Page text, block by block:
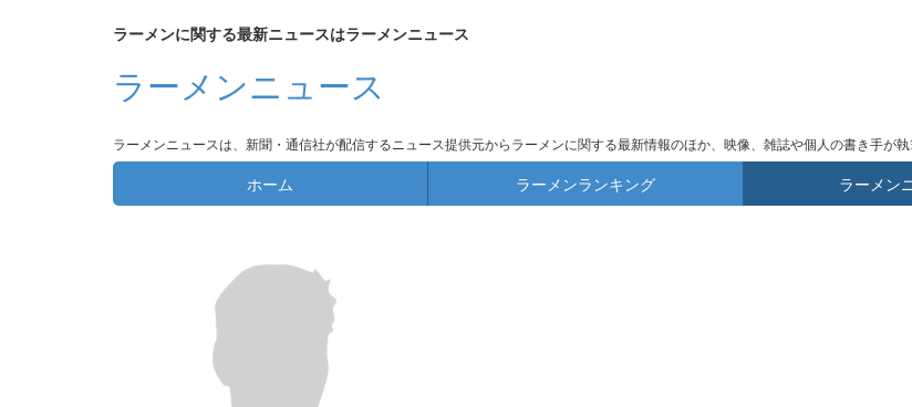
ラーメンに関する最新ニュースはラーメンニュース
ラーメンニュース
ラーメンニュースは、新聞・通信社が配信するニュース提供元からラーメンに関する最新情報のほか、映像、雑誌や個人の書き手が
ホーム ラーメンランキング ラーメン